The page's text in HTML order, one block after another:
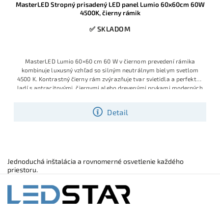
MasterLED Stropný prisadený LED panel Lumio 60x60cm 60W
4500K, čierny rámik
✅ SKLADOM
Detail
MasterLED Lumio 60×60 cm 60 W v čiernom prevedení rámika
kombinuje luxusný vzhľad so silným neutrálnym bielym svetlom
4500 K. Kontrastný čierny rám zvýrazňuje tvar svietidla a perfektne
ladí s antracitovými, čiernymi alebo drevenými prvkami moderných
Jednoduchá inštalácia a rovnomerné osvetlenie každého
priestoru.